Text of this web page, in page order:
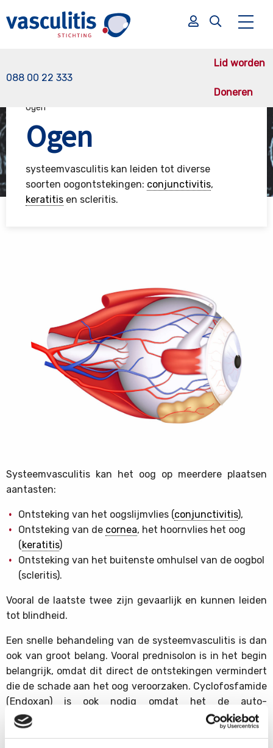
088 00 22 333
Lid worden
Doneren
Zoek
Zoek
Effecten van de ziekte
Ogen
Ogen
systeemvasculitis kan leiden tot diverse
soorten oogontstekingen: conjunctivitis,
keratitis en scleritis.
Systeemvasculitis kan het oog op meerdere plaatsen
aantasten:
Ontsteking van het oogslijmvlies (conjunctivitis),
Ontsteking van de cornea, het hoornvlies het oog
(keratitis)
Ontsteking van het buitenste omhulsel van de oogbol
(scleritis).
Vooral de laatste twee zijn gevaarlijk en kunnen leiden
tot blindheid.
Een snelle behandeling van de systeemvasculitis is dan
ook van groot belang. Vooral prednisolon is in het begin
belangrijk, omdat dit direct de ontstekingen vermindert
die de schade aan het oog veroorzaken. Cyclofosfamide
(Endoxan) is ook nodig omdat het de auto-
immuunreactie stopt.
Eenconjunctivitis,keratitisen scleritis die niet door